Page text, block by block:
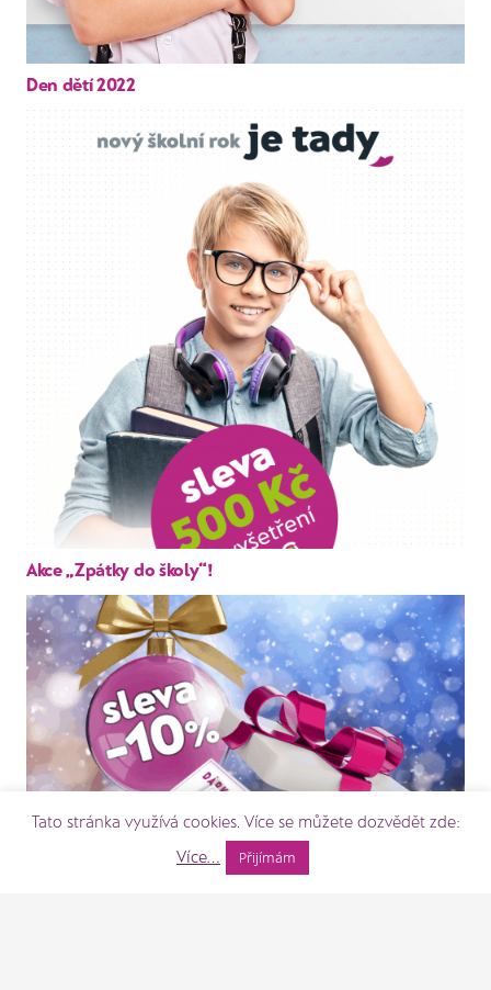
Den dětí 2022
Akce „Zpátky do školy“!
Tato stránka využívá cookies. Více se můžete dozvědět zde:
Více...
Přijímám